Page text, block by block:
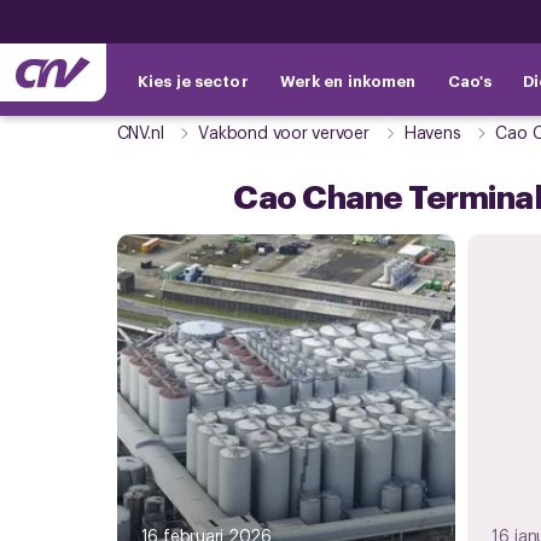
Kies je sector Werk en inkomen Cao's
CNV.nl Vakbond voor vervoer Havens Cao
Cao Chane
16 februari 2026 16